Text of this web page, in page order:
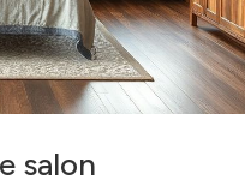
salon